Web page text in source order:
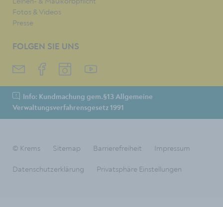
Fotos & Videos
Presse
FOLGEN SIE UNS
Info: Kundmachung gem.§13 Allgemeine
Verwaltungsverfahrensgesetz 1991
© Krems Sitemap Barrierefreiheit Impressum
Datenschutzerklärung Privatsphäre Einstellungen